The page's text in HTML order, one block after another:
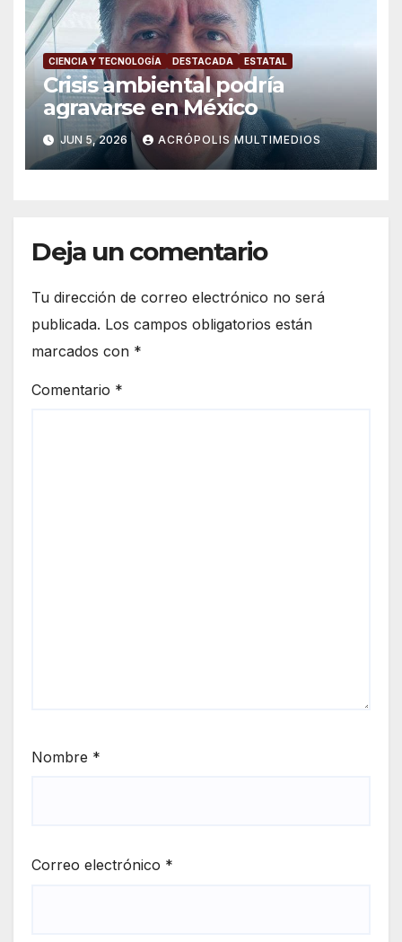
CIENCIA Y TECNOLOGÍA DESTACADA ESTATAL
Crisis ambiental podría
agravarse en México
JUN 5, 2026 ACRÓPOLIS MULTIMEDIOS
Deja un comentario
Tu dirección de correo electrónico no será
publicada. Los campos obligatorios están
marcados con *
Comentario *
Nombre *
Correo electrónico *